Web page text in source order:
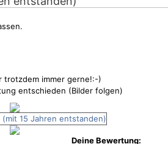
trotzdem immer gerne!:-)
entschieden (Bilder folgen)
Deine Bewertung: